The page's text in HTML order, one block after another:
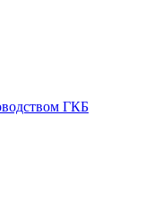
ГКБ